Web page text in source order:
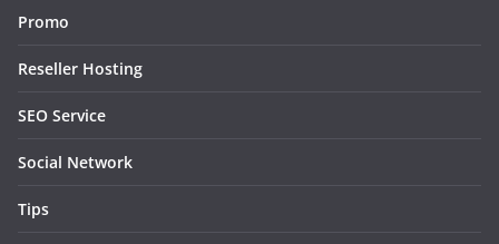
Promo
Reseller Hosting
SEO Service
Social Network
Tips